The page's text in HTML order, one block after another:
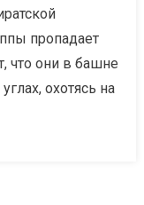
пропадает
что они в башне
охотясь на